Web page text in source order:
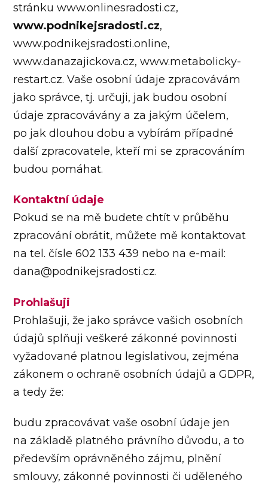
stránku www.onlinesradosti.cz,
www.podnikejsradosti.cz,
www.podnikejsradosti.online,
www.danazajickova.cz, www.metabolicky-
restart.cz. Vaše osobní údaje zpracovávám
jako správce, tj. určuji, jak budou osobní
údaje zpracovávány a za jakým účelem,
po jak dlouhou dobu a vybírám případné
další zpracovatele, kteří mi se zpracováním
budou pomáhat.
Kontaktní údaje
Pokud se na mě budete chtít v průběhu
zpracování obrátit, můžete mě kontaktovat
na tel. čísle 602 133 439 nebo na e-mail:
dana@podnikejsradosti.cz.
Prohlašuji
Prohlašuji, že jako správce vašich osobních
údajů splňuji veškeré zákonné povinnosti
vyžadované platnou legislativou, zejména
zákonem o ochraně osobních údajů a GDPR,
a tedy že:
budu zpracovávat vaše osobní údaje jen
na základě platného právního důvodu, a to
především oprávněného zájmu, plnění
smlouvy, zákonné povinnosti či uděleného